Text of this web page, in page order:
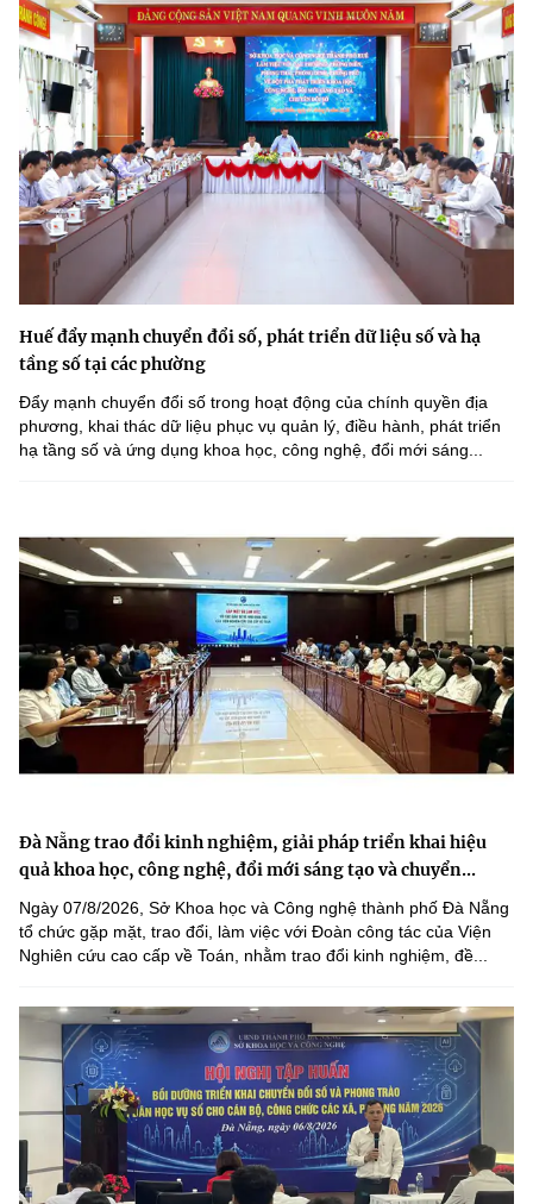
Huế đẩy mạnh chuyển đổi số, phát triển dữ liệu số và hạ
tầng số tại các phường
Đẩy mạnh chuyển đổi số trong hoạt động của chính quyền địa
phương, khai thác dữ liệu phục vụ quản lý, điều hành, phát triển
hạ tầng số và ứng dụng khoa học, công nghệ, đổi mới sáng...
Đà Nẵng trao đổi kinh nghiệm, giải pháp triển khai hiệu
quả khoa học, công nghệ, đổi mới sáng tạo và chuyển...
Ngày 07/8/2026, Sở Khoa học và Công nghệ thành phố Đà Nẵng
tổ chức gặp mặt, trao đổi, làm việc với Đoàn công tác của Viện
Nghiên cứu cao cấp về Toán, nhằm trao đổi kinh nghiệm, đề...